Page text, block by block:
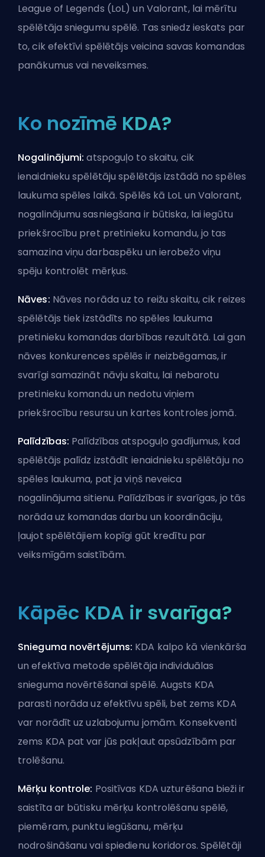
League of Legends (LoL) un Valorant, lai mērītu
spēlētāja sniegumu spēlē. Tas sniedz ieskats par
to, cik efektīvi spēlētājs veicina savas komandas
panākumus vai neveiksmes.
Ko nozīmē KDA?
Nogalinājumi: atspoguļo to skaitu, cik
ienaidnieku spēlētāju spēlētājs izstādā no spēles
laukuma spēles laikā. Spēlēs kā LoL un Valorant,
nogalinājumu sasniegšana ir būtiska, lai iegūtu
priekšrocību pret pretinieku komandu, jo tas
samazina viņu darbaspēku un ierobežo viņu
spēju kontrolēt mērķus.
Nāves: Nāves norāda uz to reižu skaitu, cik reizes
spēlētājs tiek izstādīts no spēles laukuma
pretinieku komandas darbības rezultātā. Lai gan
nāves konkurences spēlēs ir neizbēgamas, ir
svarīgi samazināt nāvju skaitu, lai nebarotu
pretinieku komandu un nedotu viņiem
priekšrocību resursu un kartes kontroles jomā.
Palīdzības: Palīdzības atspoguļo gadījumus, kad
spēlētājs palīdz izstādīt ienaidnieku spēlētāju no
spēles laukuma, pat ja viņš neveica
nogalinājuma sitienu. Palīdzības ir svarīgas, jo tās
norāda uz komandas darbu un koordināciju,
ļaujot spēlētājiem kopīgi gūt kredītu par
veiksmīgām saistībām.
Kāpēc KDA ir svarīga?
Snieguma novērtējums: KDA kalpo kā vienkārša
un efektīva metode spēlētāja individuālas
snieguma novērtēšanai spēlē. Augsts KDA
parasti norāda uz efektīvu spēli, bet zems KDA
var norādīt uz uzlabojumu jomām. Konsekventi
zems KDA pat var jūs pakļaut apsūdzībām par
trolēšanu.
Mērķu kontrole: Positīvas KDA uzturēšana bieži ir
saistīta ar būtisku mērķu kontrolēšanu spēlē,
piemēram, punktu iegūšanu, mērķu
nodrošināšanu vai spiedienu koridoros. Spēlētāji